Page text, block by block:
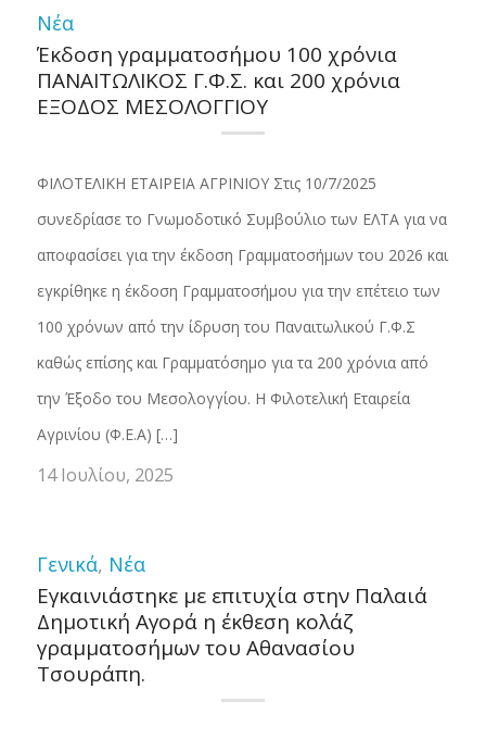
Νέα
Έκδοση γραμματοσήμου 100 χρόνια
ΠΑΝΑΙΤΩΛΙΚΟΣ Γ.Φ.Σ. και 200 χρόνια
ΕΞΟΔΟΣ ΜΕΣΟΛΟΓΓΙΟΥ
ΦΙΛΟΤΕΛΙΚΗ ΕΤΑΙΡΕΙΑ ΑΓΡΙΝΙΟΥ Στις 10/7/2025
συνεδρίασε το Γνωμοδοτικό Συμβούλιο των ΕΛΤΑ για να
αποφασίσει για την έκδοση Γραμματοσήμων του 2026 και
εγκρίθηκε η έκδοση Γραμματοσήμου για την επέτειο των
100 χρόνων από την ίδρυση του Παναιτωλικού Γ.Φ.Σ
καθώς επίσης και Γραμματόσημο για τα 200 χρόνια από
την Έξοδο του Μεσολογγίου. Η Φιλοτελική Εταιρεία
Αγρινίου (Φ.Ε.Α) […]
14 Ιουλίου, 2025
Γενικά, Νέα
Εγκαινιάστηκε με επιτυχία στην Παλαιά
Δημοτική Αγορά η έκθεση κολάζ
γραμματοσήμων του Αθανασίου
Τσουράπη.